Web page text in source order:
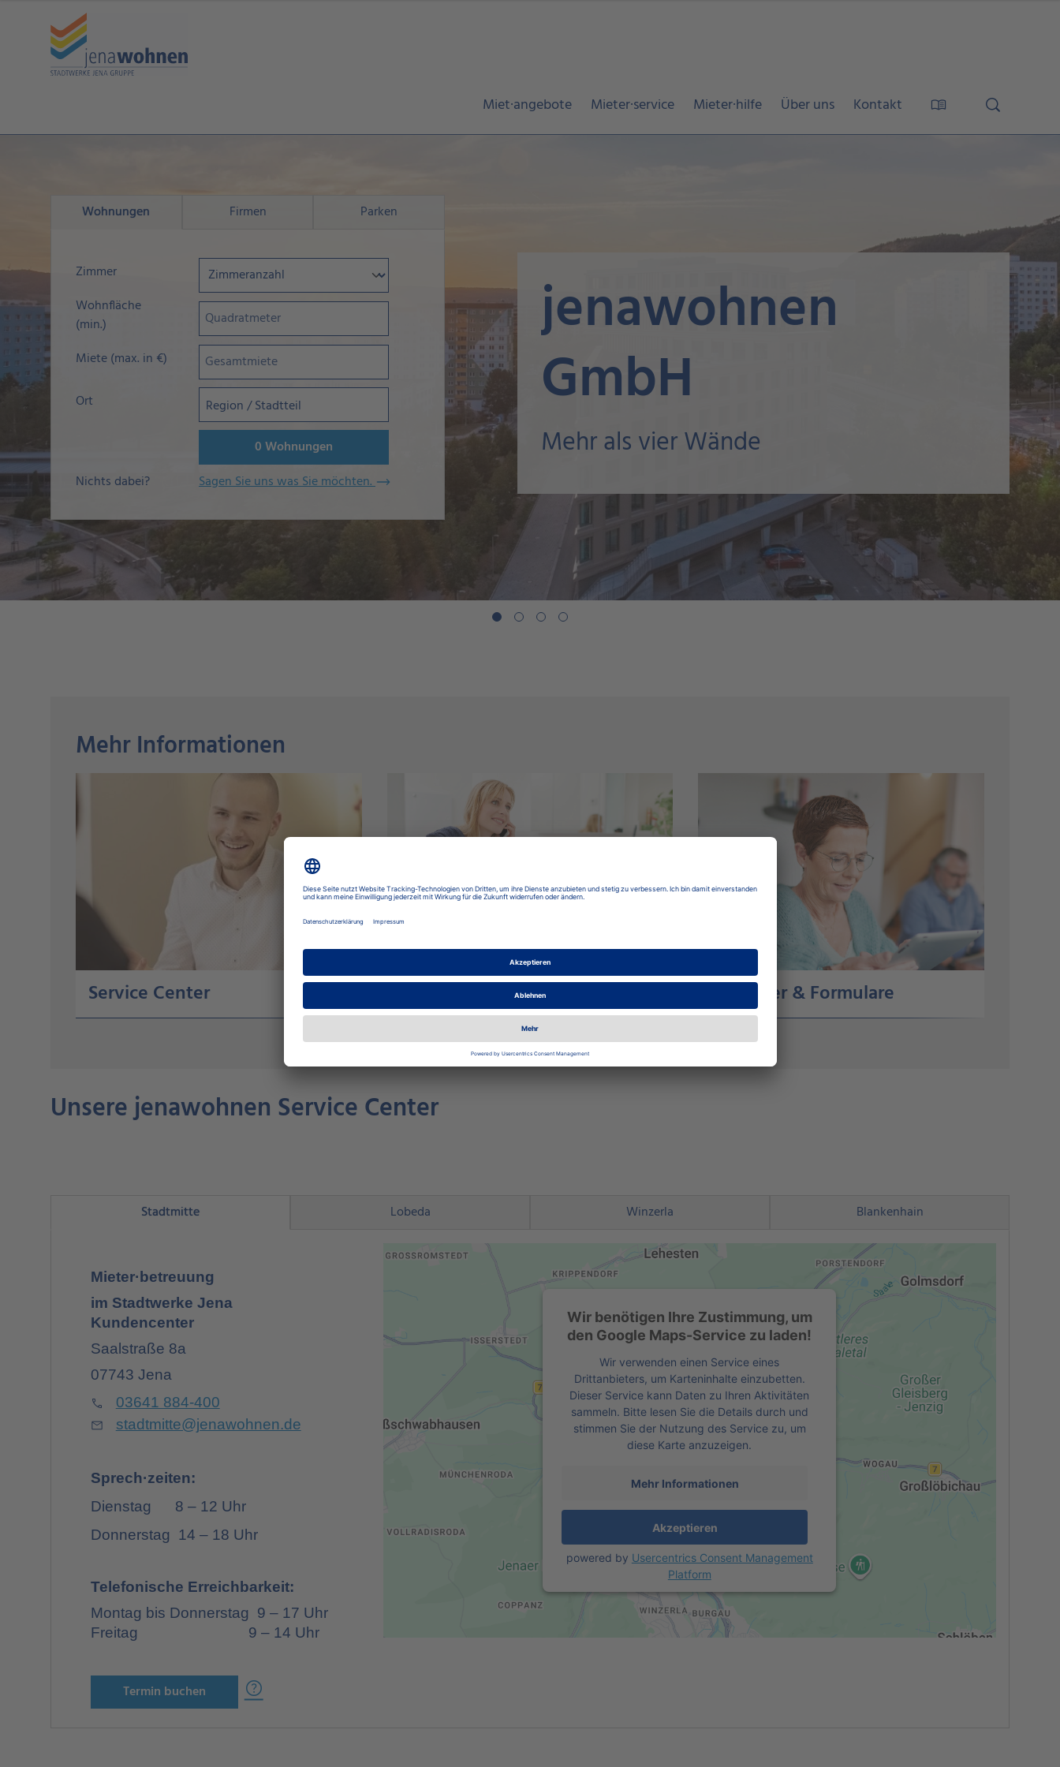
Miet·angebote Mieter·service Mieter·hilfe Über uns Kontakt
Mieter·hilfe
Wohnungen Firmen Parken
Zimmer
Wohnfläche
(min.)
Miete (max. in €)
Ort
Region / Stadtteil
0Wohnungen
Nichts dabei?
Sagen Sie uns was Sie möchten.
Mehr Informationen
Service Center Reparaturen & Notdienst Ratgeber & Formulare
Unsere jenawohnen Service Center
Stadtmitte Lobeda Winzerla Blankenhain
Mieter·betreuung
im Stadtwerke Jena
Kundencenter
Saalstraße 8a
07743 Jena
Phone 03641 884-400
Mail stadtmitte@jenawohnen.de
Sprech·zeiten:
Dienstag 8 –12 Uhr
Donnerstag 14 –18 Uhr
Telefonische Erreichbarkeit:
Montag bis Donnerstag 9 – 17 Uhr
Freitag 9 – 14 Uhr
Termin buchen Help
Wir benötigen Ihre Zustimmung, um
den Google Maps-Service zu laden!
Wir verwenden einen Service eines
Drittanbieters, um Karteninhalte einzubetten.
Dieser Service kann Daten zu Ihren Aktivitäten
sammeln. Bitte lesen Sie die Details durch und
stimmen Sie der Nutzung des Service zu, um
diese Karte anzuzeigen.
Mehr Informationen
Akzeptieren
powered by Usercentrics Consent Management
Platform